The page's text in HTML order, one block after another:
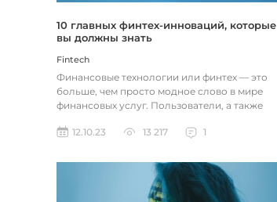
10 главных финтех-инноваций, которые
вы должны знать
Fintech
Финансовые технологии или финтех — это
больше, чем просто модное слово в мире
финансовых услуг. Пользователи, а также
12.10.23
13 217 1